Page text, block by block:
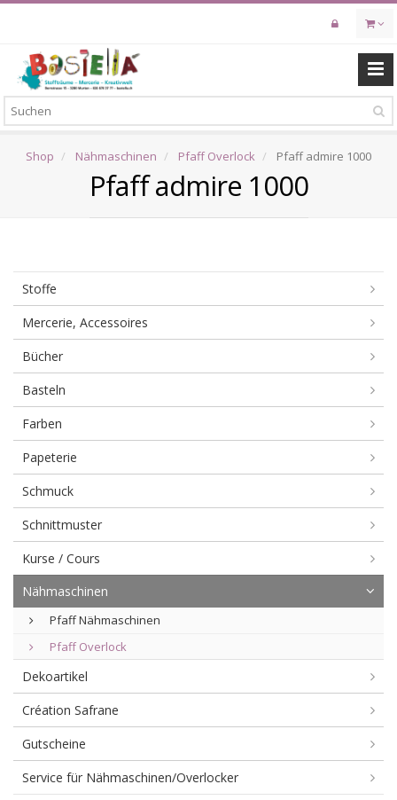
Skip
content
Shop Nähmaschinen Pfaff Overlock Pfaff admire 1000
Pfaff admire 1000
Stoffe
Mercerie, Accessoires
Bücher
Basteln
Farben
Papeterie
Schmuck
Schnittmuster
Kurse / Cours
Nähmaschinen
Pfaff Nähmaschinen
Pfaff Overlock
Dekoartikel
Création Safrane
Gutscheine
Service für Nähmaschinen/Overlocker